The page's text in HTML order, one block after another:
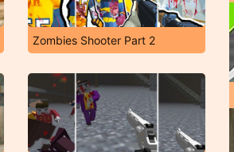
Zombies Shooter Part 2